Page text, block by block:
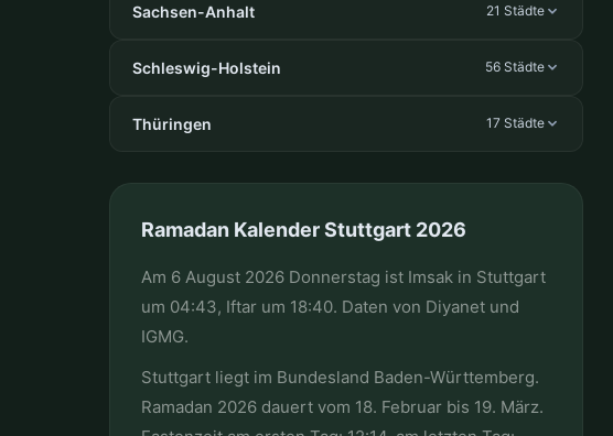
Sachsen-Anhalt 21 Städte
Schleswig-Holstein 56 Städte
Thüringen 17 Städte
Ramadan Kalender Stuttgart 2026
Am 6 August 2026 Donnerstag ist Imsak in Stuttgart
um 04:43, Iftar um 18:40. Daten von Diyanet und
IGMG.
Stuttgart liegt im Bundesland Baden-Württemberg.
Ramadan 2026 dauert vom 18. Februar bis 19. März.